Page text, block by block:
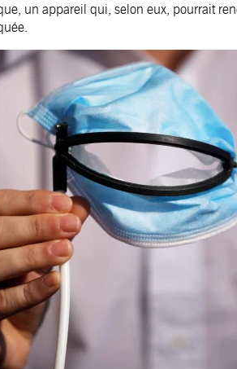
un appareil qui, selon eux, pourrait